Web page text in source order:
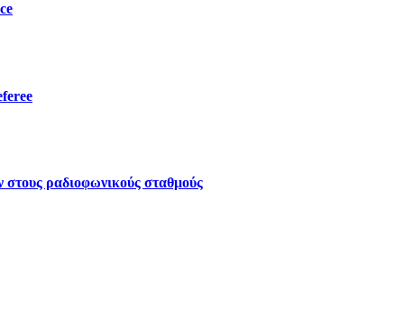
ραδιοφωνικούς σταθμούς